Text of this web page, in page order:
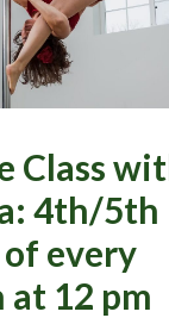
Class
4th/5th
every
12 pm